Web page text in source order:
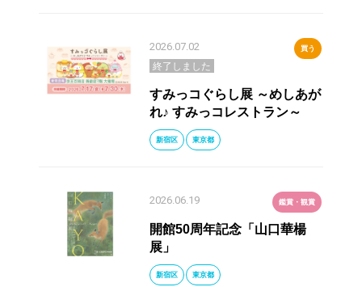
2026.07.02 買う
終了しました
すみっコぐらし展 ～めしあが
れ♪ すみっコレストラン～
新宿区 東京都
2026.06.19 鑑賞・観賞
開館50周年記念「山口華楊
展」
新宿区 東京都